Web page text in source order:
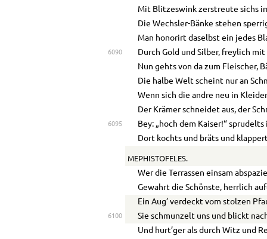
Mit Blitzeswink zerstreute sichs
Die Wechsler-Bänke stehen
Man honorirt daselbst ein jedes
6090
Durch Gold und Silber, freylich mit
Nun gehts von da zum Fleischer,
Die halbe Welt scheint nur an
Wenn sich die andre neu in
Der Krämer schneidet aus, der
6095
Bey: „hoch dem Kaiser!“
Dort kochts und bräts und
MEPHISTOFELES.
Wer die Terrassen einsam
Gewahrt die Schönste, herrlich
Ein Aug’ verdeckt vom stolzen
6100
Sie schmunzelt uns und blickt
Und hurt’ger als durch Witz und